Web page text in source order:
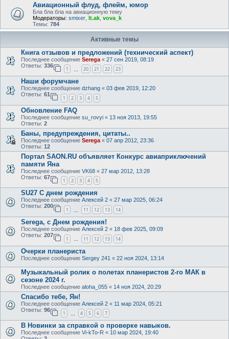
Авиационный флуд, флейм, юмор
Бла бла бла на авиационную тему
Модераторы: smixer lt.ak vova_k
Темы: 784
Активные темы
Книга отзывов и предложений (технический аспект)
Последнее сообщение Serega « 27 сен 2019, 08:19
Ответы: 336
1 20 21 22 23
Наши форумчане
Последнее сообщение dzhang « 03 фев 2019, 12:20
Ответы: 61
1 2 3 4 5
Обновление FAQ
Последнее сообщение su_rovyi « 13 ноя 2013, 19:55
Ответы: 2
Баны, предупреждения, цитаты..
Последнее сообщение Serega « 07 апр 2012, 23:36
Ответы: 12
Портал SAON.RU объявляет Конкурс авиаприключений
памяти Яна
Последнее сообщение VK68 « 27 мар 2012, 13:28
Ответы: 67
1 2 3 4 5
SU27 С днем рождения
Последнее сообщение Алексей 2 « 27 мар 2025, 06:24
Ответы: 200
1 11 12 13 14
Serega, с Днем рождения!
Последнее сообщение Алексей 2 « 18 фев 2025, 09:09
Ответы: 207
1 … 11 12 13 14
Очерки планериста
Последнее сообщение Sergey 241 « 22 ноя 2024, 13:14
Музыкальный ролик о полетах планеристов 2-го МАК в
сезоне 2024 г.
Последнее сообщение aloha_055 « 14 ноя 2024, 20:29
Спасибо тебе, Ян!
Последнее сообщение Алексей 2 « 11 мар 2024, 05:21
Ответы: 96
1 4 5 6 7
В Новинки за справкой о проверке навыков.
Последнее сообщение Vi-kTo-R « 10 мар 2024, 19:40